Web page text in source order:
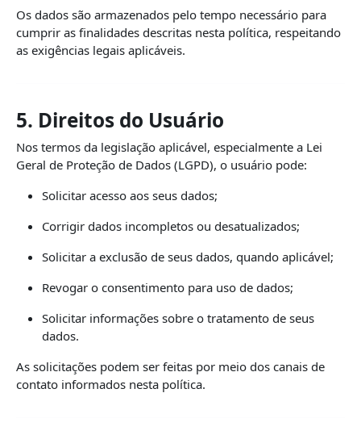
Os dados são armazenados pelo tempo necessário para
cumprir as finalidades descritas nesta política, respeitando
as exigências legais aplicáveis.
5. Direitos do Usuário
Nos termos da legislação aplicável, especialmente a Lei
Geral de Proteção de Dados (LGPD), o usuário pode:
Solicitar acesso aos seus dados;
Corrigir dados incompletos ou desatualizados;
Solicitar a exclusão de seus dados, quando aplicável;
Revogar o consentimento para uso de dados;
Solicitar informações sobre o tratamento de seus
dados.
As solicitações podem ser feitas por meio dos canais de
contato informados nesta política.